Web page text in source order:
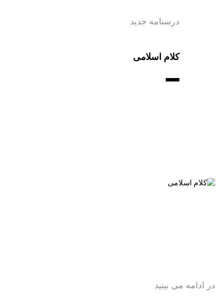
درسنامه جدید
کلام اسلامی
در ادامه می بینید